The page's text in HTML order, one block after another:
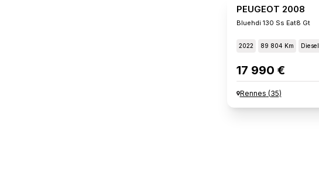
PEUGEOT 2008
Bluehdi 130 Ss Eat8 Gt
2022 89 804 Km Diesel
17 990 €
Rennes (35)